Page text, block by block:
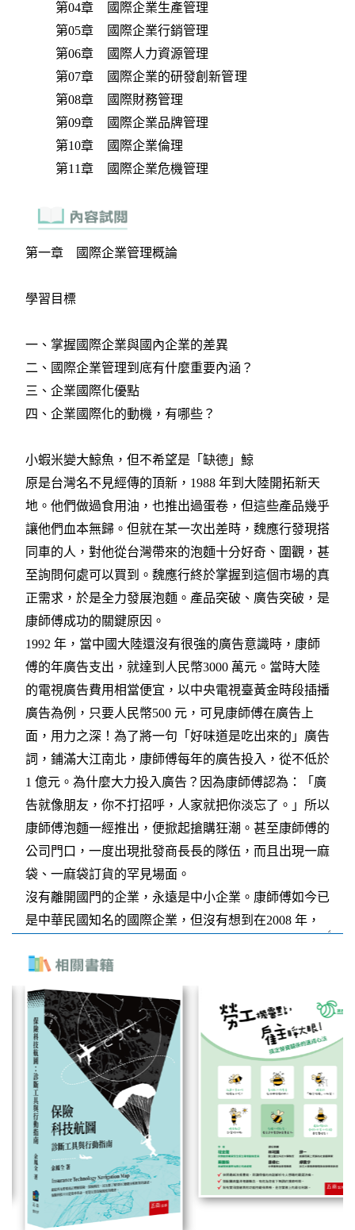
第04章 國際企業生產管理
第05章 國際企業行銷管理
第06章 國際人力資源管理
第07章 國際企業的研發創新管理
第08章 國際財務管理
第09章 國際企業品牌管理
第10章 國際企業倫理
第11章 國際企業危機管理